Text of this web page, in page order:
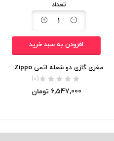
تعداد
افزودن به سبد خرید
مغزی گازی دو شعله اتمی Zippo
(0)
6,547,000 تومان